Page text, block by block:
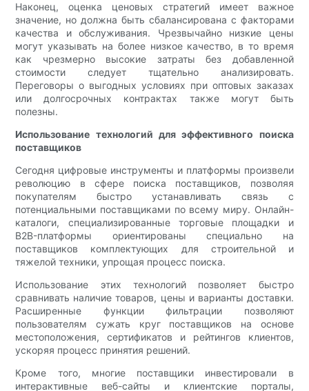
Наконец, оценка ценовых стратегий имеет важное
значение, но должна быть сбалансирована с факторами
качества и обслуживания. Чрезвычайно низкие цены
могут указывать на более низкое качество, в то время
как чрезмерно высокие затраты без добавленной
стоимости следует тщательно анализировать.
Переговоры о выгодных условиях при оптовых заказах
или долгосрочных контрактах также могут быть
полезны.
Использование технологий для эффективного поиска
поставщиков
Сегодня цифровые инструменты и платформы произвели
революцию в сфере поиска поставщиков, позволяя
покупателям быстро устанавливать связь с
потенциальными поставщиками по всему миру. Онлайн-
каталоги, специализированные торговые площадки и
B2B-платформы ориентированы специально на
поставщиков комплектующих для строительной и
тяжелой техники, упрощая процесс поиска.
Использование этих технологий позволяет быстро
сравнивать наличие товаров, цены и варианты доставки.
Расширенные функции фильтрации позволяют
пользователям сужать круг поставщиков на основе
местоположения, сертификатов и рейтингов клиентов,
ускоряя процесс принятия решений.
Кроме того, многие поставщики инвестировали в
интерактивные веб-сайты и клиентские порталы,